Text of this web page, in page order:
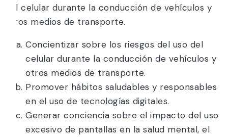
del celular durante la conducción de vehículos y
otros medios de transporte.
Concientizar sobre los riesgos del uso del
celular durante la conducción de vehículos y
otros medios de transporte.
Promover hábitos saludables y responsables
en el uso de tecnologías digitales.
Generar conciencia sobre el impacto del uso
excesivo de pantallas en la salud mental, el